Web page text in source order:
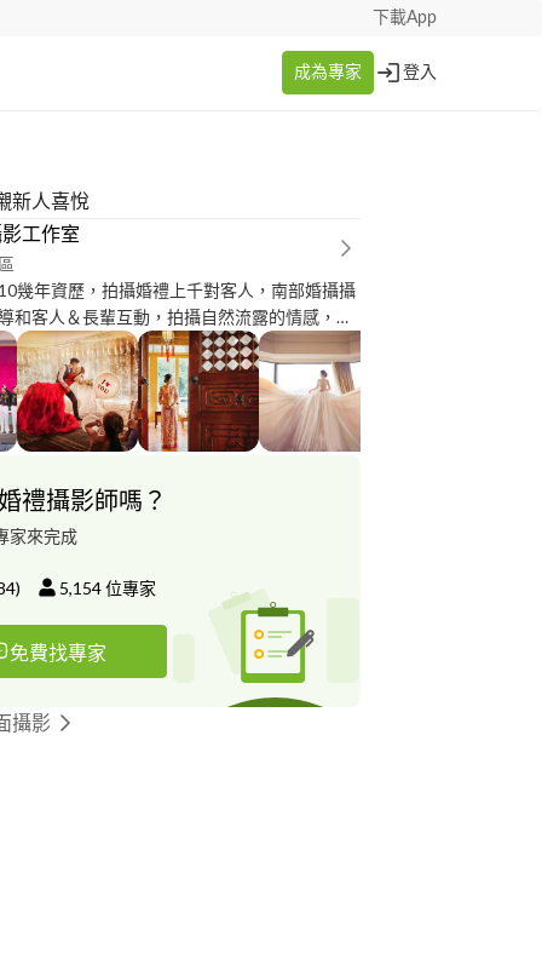
下載App
成為專家 登入
新人喜悅
工作室
幾年資歷，拍攝婚禮上千對客人，南部婚攝攝
和客人＆長輩互動，拍攝自然流露的情感，強
感，運用器材，呈現光影的技術，凝結住那一
您終身的回憶。 另外個人網站上之孕婦、親
攝影作品無數 都歡迎搜尋李杰攝影 或是個人臉
jay.li.913
禮攝影師嗎？
家來完成
) 5,154位專家
免費找專家
攝影